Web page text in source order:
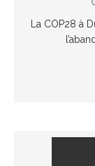
La COP28 à